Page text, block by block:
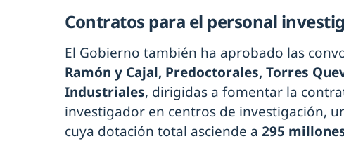
Contratos para el personal
El Gobierno también ha aprobado las
Ramón y Cajal, Predoctorales, Torres
Industriales, dirigidas a fomentar la
investigador en centros de investigación,
cuya dotación total asciende a 295